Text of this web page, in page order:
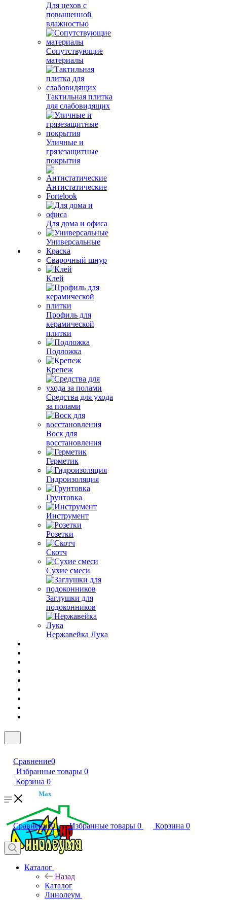
Для цехов с
повышенной
влажностью
Сопутствующие
материалы
Тактильная плитка
для слабовидящих
Уличные и
грязезащитные
покрытия
Антистатические
Fortelook
Для дома и офиса
Универсальные
Краска
Сварочный шнур
Клей
Профиль для
керамической
плитки
Подложка
Крепеж
Средства для ухода
за полами
Воск для
восстановления
Герметик
Гидроизоляция
Грунтовка
Инструмент
Розетки
Скотч
Сухие смеси
Заглушки для
подоконников
Нержавейка Лука
Сравнение0
Избранные товары 0
Корзина 0
Max
Сравнение0 Избранные товары 0 Корзина 0
Каталог
Назад
Каталог
Линолеум